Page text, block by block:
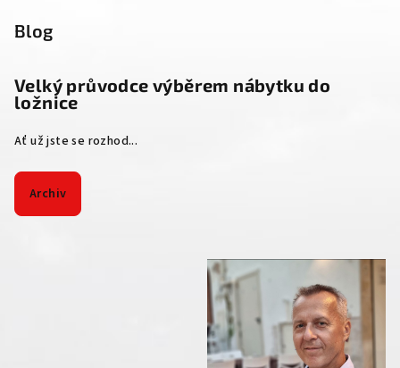
Blog
Velký průvodce výběrem nábytku do
ložnice
Ať už jste se rozhod...
Archiv